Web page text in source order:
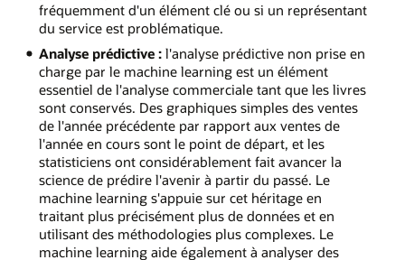
fréquemment d'un élément clé ou si un représentant
du service est problématique.
Analyse prédictive :l'analyse prédictive non prise en
charge par le machine learning est un élément
essentiel de l'analyse commerciale tant que les livres
sont conservés. Des graphiques simples des ventes
de l'année précédente par rapport aux ventes de
l'année en cours sont le point de départ, et les
statisticiens ont considérablement fait avancer la
science de prédire l'avenir à partir du passé. Le
machine learning s'appuie sur cet héritage en
traitant plus précisément plus de données et en
utilisant des méthodologies plus complexes. Le
machine learning aide également à analyser des